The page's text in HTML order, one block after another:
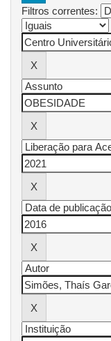
Filtros correntes: